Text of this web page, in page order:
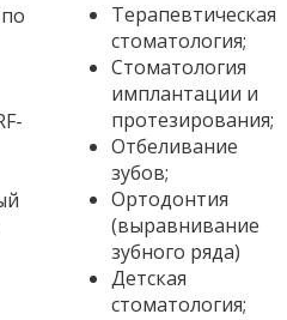
Терапевтическая
стоматология;
Стоматология
имплантации и
протезирования;
Отбеливание
зубов;
Ортодонтия
(выравнивание
зубного ряда)
Детская
стоматология;